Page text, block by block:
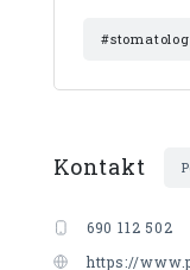
Kontakt
690 112 502
https://